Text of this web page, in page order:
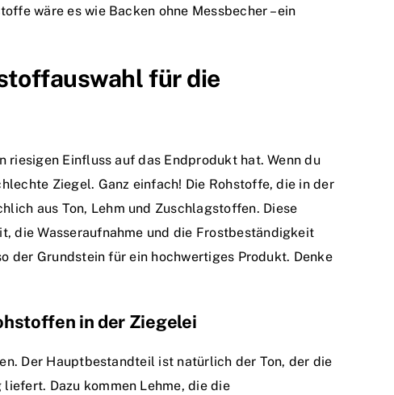
wäre es wie Backen ohne Messbecher – ein
für die
riesigen Einfluss auf das Endprodukt hat. Wenn du
Ziegel. Ganz einfach! Die Rohstoffe, die in der
aus Ton, Lehm und Zuschlagstoffen. Diese
die Wasseraufnahme und die Frostbeständigkeit
der Grundstein für ein hochwertiges Produkt. Denke
in der Ziegelei
Der Hauptbestandteil ist natürlich der Ton, der die
Dazu kommen Lehme, die die